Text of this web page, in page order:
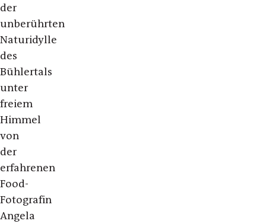
der
unberührten
Naturidylle
des
Bühlertals
unter
freiem
Himmel
von
der
erfahrenen
Food-
Fotografin
Angela